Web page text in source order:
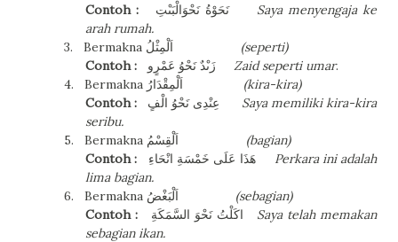
Contoh :
نَحَوْةُ نَحْوَالْبَىْتِ
Saya menyengaja ke
arah rumah.
3.
Bermakna اَلْمِثْلُ
(seperti)
Contoh :
زَىْدٌ نَحْوُ عَمْرٍو Zaid seperti umar.
4.
Bermakna اَلْمِقْدَارُ
(kira-kira)
Contoh :
عِنْدِى نَحْوُ الْفٍ
Saya memiliki kira-kira
seribu.
5.
Bermakna اَلْقِسْمُ
(bagian)
Contoh :
هَذَا عَلَى خَمْسَةِ انْحَاءِ
Perkara ini adalah
lima bagian.
6.
Bermakna اَلْبَغْضُ
(sebagian)
Contoh :
اكَلْتُ نَحْوَ السَّمَكَةِ
Saya telah memakan
sebagian ikan.